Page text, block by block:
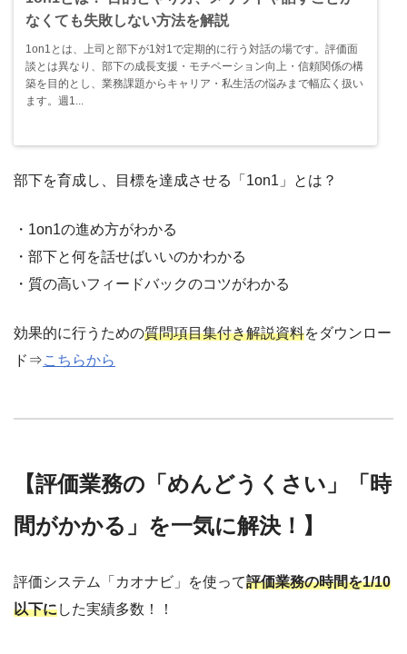
なくても失敗しない方法を解説
1on1とは、上司と部下が1対1で定期的に行う対話の場です。評価面
談とは異なり、部下の成長支援・モチベーション向上・信頼関係の構
築を目的とし、業務課題からキャリア・私生活の悩みまで幅広く扱い
ます。週1...
部下を育成し、目標を達成させる「1on1」とは？
・1on1の進め方がわかる
・部下と何を話せばいいのかわかる
・質の高いフィードバックのコツがわかる
効果的に行うための質問項目集付き解説資料をダウンロー
ド⇒こちらから
【評価業務の「めんどうくさい」「時
間がかかる」を一気に解決！】
評価システム「カオナビ」を使って評価業務の時間を1/10
以下にした実績多数！！